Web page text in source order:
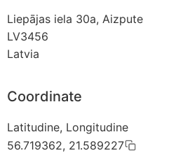
Liepājas iela 30a, Aizpute
LV3456
Latvia
Coordinate
Latitudine, Longitudine
56.719362, 21.589227